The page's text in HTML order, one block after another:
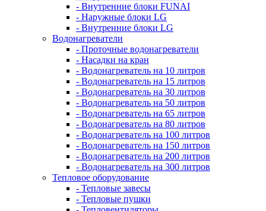
- Внутренние блоки FUNAI
- Наружные блоки LG
- Внутренние блоки LG
Водонагреватели
- Проточные водонагреватели
- Наcадки на кран
- Водонагреватель на 10 литров
- Водонагреватель на 15 литров
- Водонагреватель на 30 литров
- Водонагреватель на 50 литров
- Водонагреватель на 65 литров
- Водонагреватель на 80 литров
- Водонагреватель на 100 литров
- Водонагреватель на 150 литров
- Водонагреватель на 200 литров
- Водонагреватель на 300 литров
Тепловое оборудование
- Тепловые завесы
- Тепловые пушки